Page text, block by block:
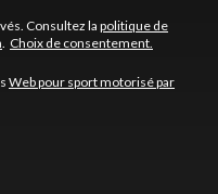
Consultez la politique de
. Choix de consentement.
Web pour sport motorisé par